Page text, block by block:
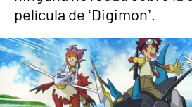
película de ‘Digimon’.